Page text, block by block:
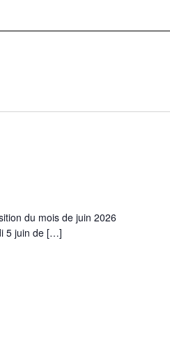
du mois de juin 2026
5 juin de […]